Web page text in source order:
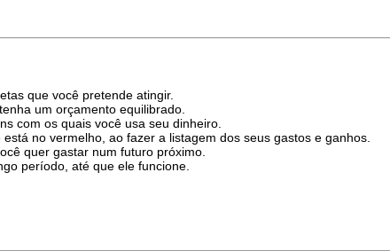
que você pretende atingir.
um orçamento equilibrado.
com os quais você usa seu dinheiro.
no vermelho, ao fazer a listagem dos seus gastos e ganhos.
quer gastar num futuro próximo.
período, até que ele funcione.